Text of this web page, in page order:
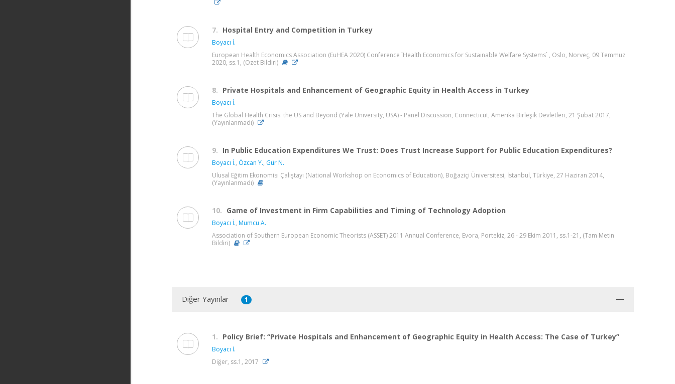
7. Hospital Entry and Competition in Turkey
Boyacı İ.
European Health Economics Association (EuHEA 2020) Conference `Health Economics for Sustainable Welfare Systems` , Oslo, Norveç, 09 Temmuz
2020, ss.1, (Özet Bildiri)
8. Private Hospitals and Enhancement of Geographic Equity in Health Access in Turkey
Boyacı İ.
The Global Health Crisis: the US and Beyond (Yale University, USA) - Panel Discussion, Connecticut, Amerika Birleşik Devletleri, 21 Şubat 2017,
(Yayınlanmadı)
9. In Public Education Expenditures We Trust: Does Trust Increase Support for Public Education Expenditures?
Boyacı İ., Özcan Y., Gür N.
Ulusal Eğitim Ekonomisi Çalıştayı (National Workshop on Economics of Education), Boğaziçi Üniversitesi, İstanbul, Türkiye, 27 Haziran 2014,
(Yayınlanmadı)
10. Game of Investment in Firm Capabilities and Timing of Technology Adoption
Boyacı İ., Mumcu A.
Association of Southern European Economic Theorists (ASSET) 2011 Annual Conference, Evora, Portekiz, 26 - 29 Ekim 2011, ss.1-21, (Tam Metin
Bildiri)
Diğer Yayınlar 1
1. Policy Brief: “Private Hospitals and Enhancement of Geographic Equity in Health Access: The Case of Turkey”
Boyacı İ.
Diğer, ss.1, 2017